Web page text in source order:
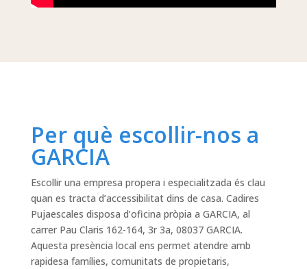
Per què escollir-nos a
GARCIA
Escollir una empresa propera i especialitzada és clau
quan es tracta d’accessibilitat dins de casa. Cadires
Pujaescales disposa d’oficina pròpia a GARCIA, al
carrer Pau Claris 162-164, 3r 3a, 08037 GARCIA.
Aquesta presència local ens permet atendre amb
rapidesa famílies, comunitats de propietaris,